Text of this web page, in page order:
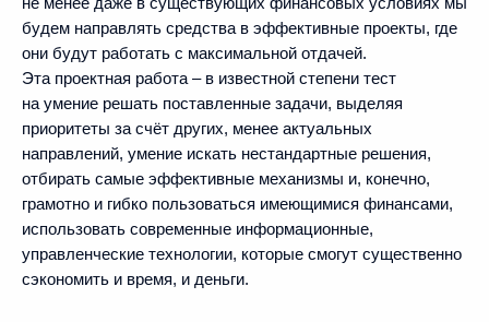
будем направлять средства в эффективные проекты, где
они будут работать с максимальной отдачей.
Эта проектная работа – в известной степени тест
на умение решать поставленные задачи, выделяя
приоритеты за счёт других, менее актуальных
направлений, умение искать нестандартные решения,
отбирать самые эффективные механизмы и, конечно,
грамотно и гибко пользоваться имеющимися финансами,
использовать современные информационные,
управленческие технологии, которые смогут существенно
сэкономить и время, и деньги.